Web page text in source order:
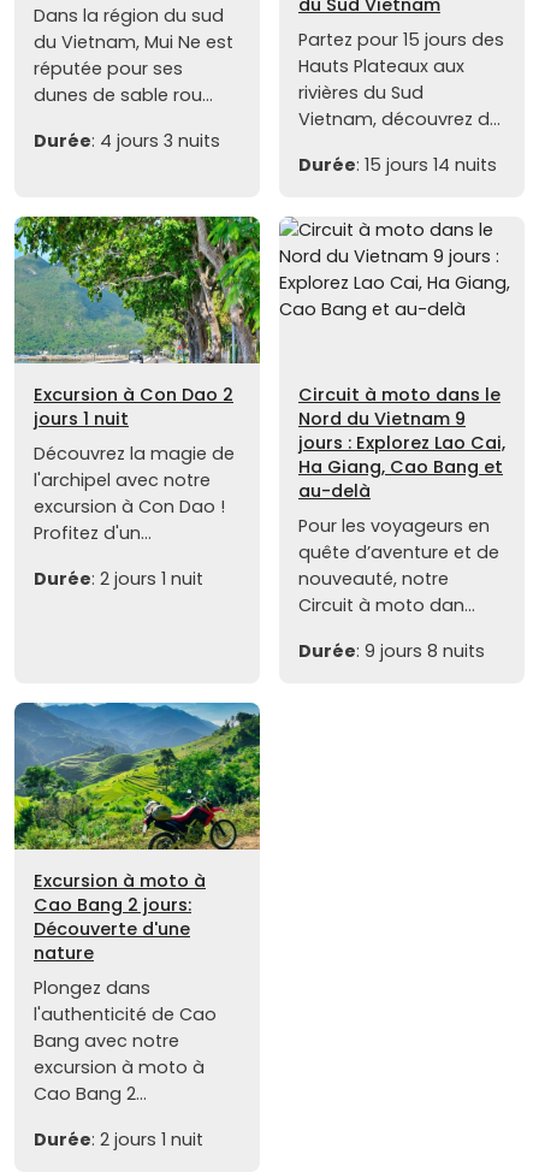
Dans la région du sud
du Vietnam, Mui Ne est
réputée pour ses
dunes de sable rou...
Durée: 4 jours 3 nuits
Partez pour 15 jours des
Hauts Plateaux aux
rivières du Sud
Vietnam, découvrez d...
Durée: 15 jours 14 nuits
Excursion à Con Dao 2
jours 1 nuit
Découvrez la magie de
l'archipel avec notre
excursion à Con Dao !
Profitez d'un...
Durée: 2 jours 1 nuit
Circuit à moto dans le
Nord du Vietnam 9
jours : Explorez Lao Cai,
Ha Giang, Cao Bang et
au-delà
Pour les voyageurs en
quête d’aventure et de
nouveauté, notre
Circuit à moto dan...
Durée: 9 jours 8 nuits
Excursion à moto à
Cao Bang 2 jours:
Découverte d'une
nature
Plongez dans
l'authenticité de Cao
Bang avec notre
excursion à moto à
Cao Bang 2...
Durée: 2 jours 1 nuit